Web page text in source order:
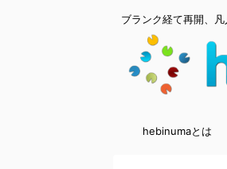
ブランク経て再開、
hebinumaとは